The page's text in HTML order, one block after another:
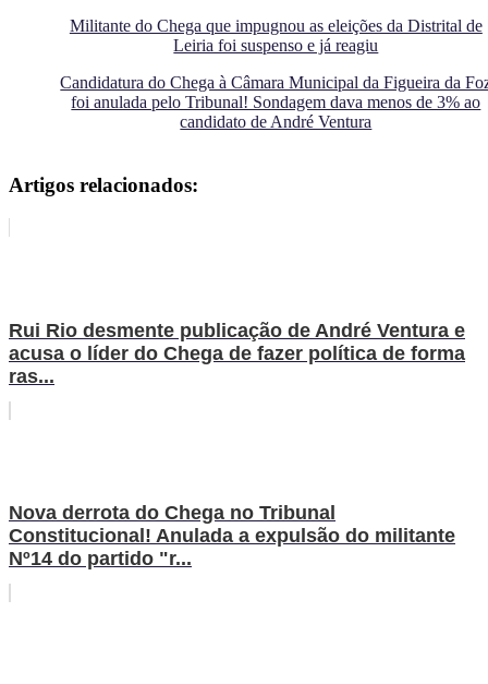
Militante do Chega que impugnou as eleições da Distrital de
Leiria foi suspenso e já reagiu
Candidatura do Chega à Câmara Municipal da Figueira da
foi anulada pelo Tribunal! Sondagem dava menos de 3% ao
candidato de André Ventura
Artigos relacionados:
Rui Rio desmente publicação de André Ventura e
acusa o líder do Chega de fazer política de forma
ras...
Nova derrota do Chega no Tribunal
Constitucional! Anulada a expulsão do militante
Nº14 do partido "r...